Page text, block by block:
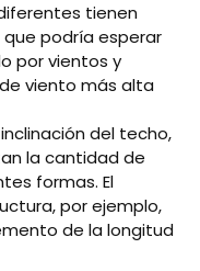
tienen
podría esperar
por vientos y
viento más alta
del techo,
la cantidad de
formas. El
por ejemplo,
de la longitud